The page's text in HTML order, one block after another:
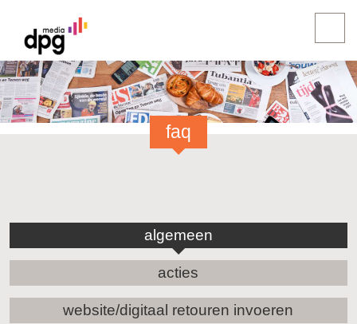
faq
algemeen
acties
website/digitaal retouren invoeren